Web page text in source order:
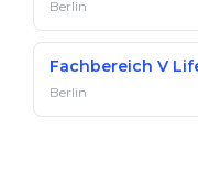
Berlin
Fachbereich V
Berlin